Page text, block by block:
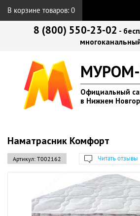
В корзине товаров: 0
8 (800) 550-23-02 -
Официальный
в Нижнем
Наматрасник Комфорт
Артикул: Т002162 Читать отзывы